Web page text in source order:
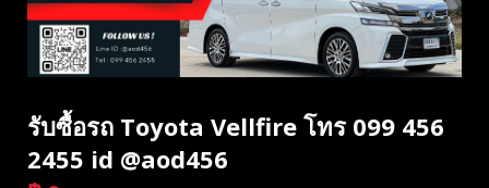
รับซื้อรถ Toyota Vellfire โทร 099 456
2455 id @aod456